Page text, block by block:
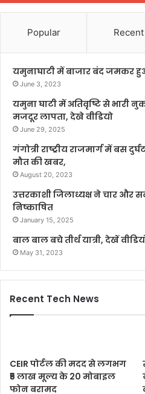
Popular Recent
यमुनाघाटी में बाजार बंद जमकर
June 3, 2023
यमुना घाटी में अतिवृष्टि से भारी
मजदूर लापता, देखे वीडियो
June 29, 2025
गंगोत्री राष्ट्रीय राजमार्ग में बस
मौत की खबर,
August 20, 2023
उत्तरकाशी जिलाध्यक्ष ने चार और
निष्काषित
January 15, 2025
बाल बाल बचे तीर्थ यात्री, देखें
May 31, 2023
Recent Tech News
CEIR पोर्टल की मदद से लगभग
₹5 लाख मूल्य के 20 मोबाइल
फोन बरामद